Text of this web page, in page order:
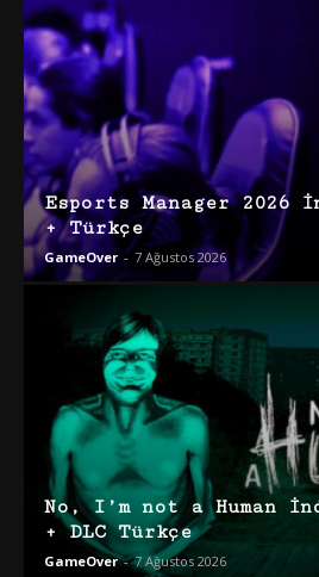
Esports Manager 2026
+ Türkçe
GameOver - 7 Ağustos 2026
No, I’m not a Human
+ DLC Türkçe
GameOver - 7 Ağustos 2026